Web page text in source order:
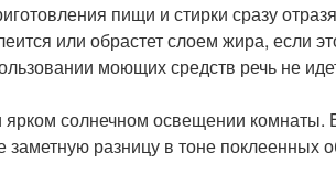
пищи и стирки сразу
или обрастет слоем жира, если
моющих средств речь не
ярком солнечном освещении комнаты.
заметную разницу в тоне поклеенных